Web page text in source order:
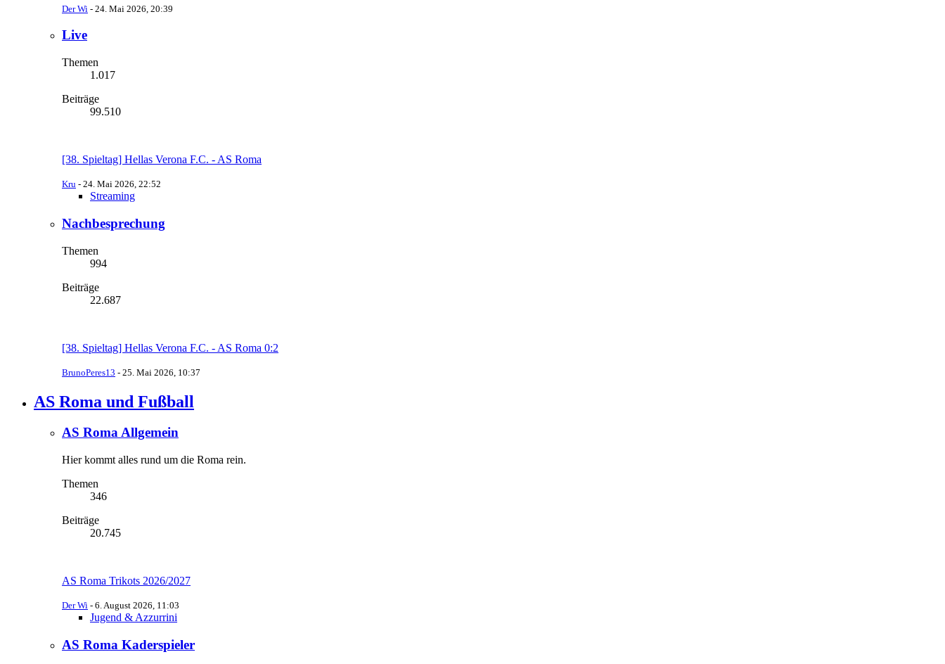
Der Wi - 24. Mai 2026, 20:39
Live
Themen
1.017
Beiträge
99.510
[38. Spieltag] Hellas Verona F.C. - AS Roma
Kru - 24. Mai 2026, 22:52
Streaming
Nachbesprechung
Themen
994
Beiträge
22.687
[38. Spieltag] Hellas Verona F.C. - AS Roma 0:2
BrunoPeres13 - 25. Mai 2026, 10:37
AS Roma und Fußball
AS Roma Allgemein
Hier kommt alles rund um die Roma rein.
Themen
346
Beiträge
20.745
AS Roma Trikots 2026/2027
Der Wi - 6. August 2026, 11:03
Jugend & Azzurrini
AS Roma Kaderspieler